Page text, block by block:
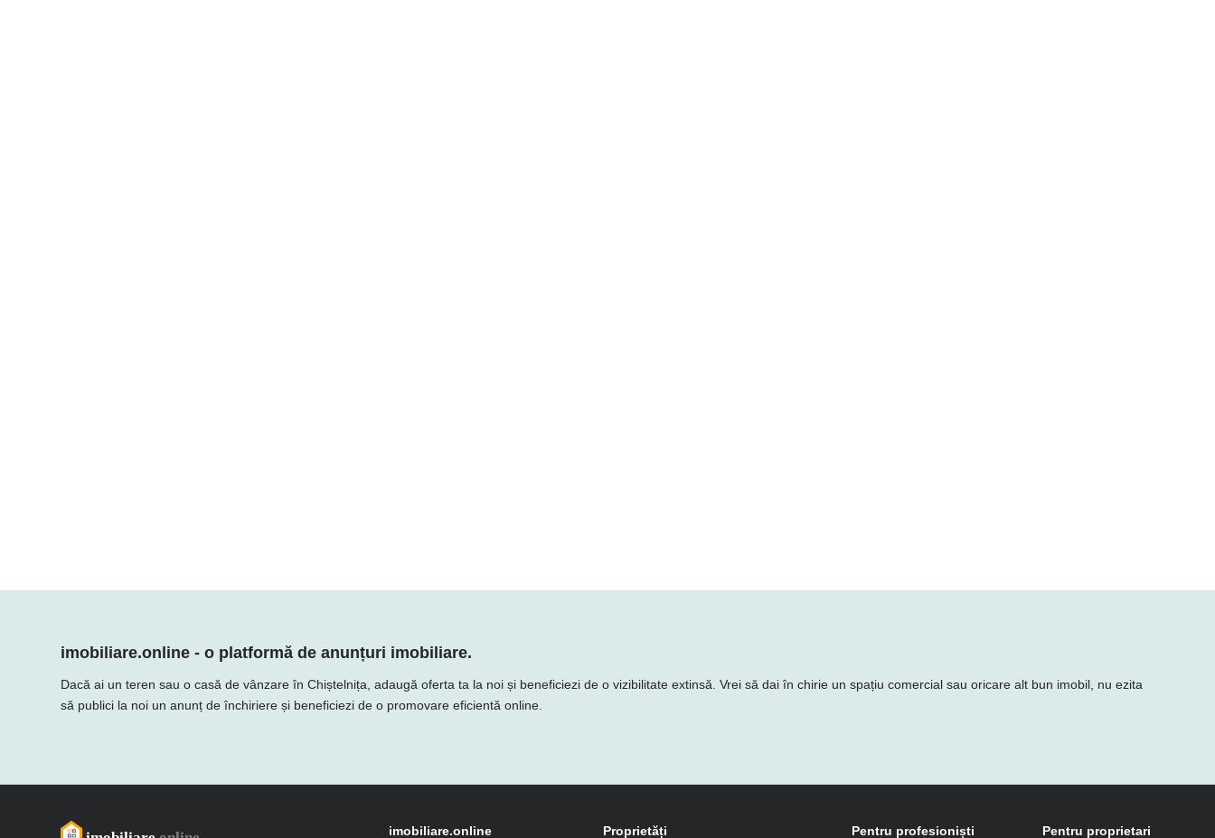
imobiliare.online - o platformă de anunțuri imobiliare.
Dacă ai un teren sau o casă de vânzare în Chiștelnița, adaugă oferta ta la noi și beneficiezi de o vizibilitate extinsă. Vrei să dai în chirie un spațiu comercial sau oricare alt bun imobil, nu ezita
să publici la noi un anunț de închiriere și beneficiezi de o promovare eficientă online.
imobiliare.online Proprietăți Pentru profesioniști Pentru proprietari